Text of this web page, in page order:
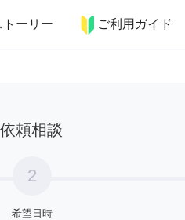
トーリー ご利用ガイド
い事 ペット 料理
依頼相談
2
希望日時